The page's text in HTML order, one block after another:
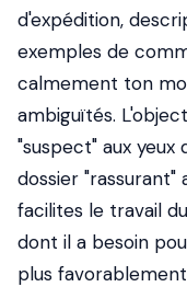
d'expédition,
exemples de
calmement ton
ambiguïtés.
"suspect" aux
dossier "rassurant"
facilites le travail
dont il a besoin
plus